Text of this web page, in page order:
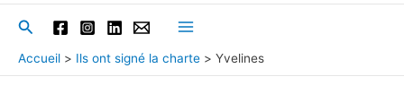
Rechercher
Menu
Accueil Ils ont signé la charte Yvelines